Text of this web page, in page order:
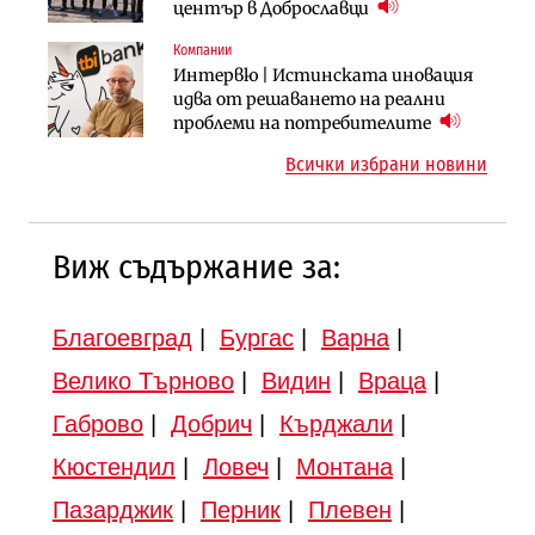
център в Доброславци
Компании
Интервю | Истинската иновация
идва от решаването на реални
проблеми на потребителите
придобиване на Euroapi Italy
Инфраструктура
АПИ възложи промяната на
парцеларния план за
оценки на имотите може да бъдат
Инфраструктура
Вторият мост над Варненското
езеро става част от бъдещата
Всички избрани новини
Виж съдържание за:
Благоевград Бургас| Варна|
Велико Търново| Видин Враца|
Габрово| Добрич Кърджали
Кюстендил
Ловеч Монтана|
Пазарджик| Перник| Плевен